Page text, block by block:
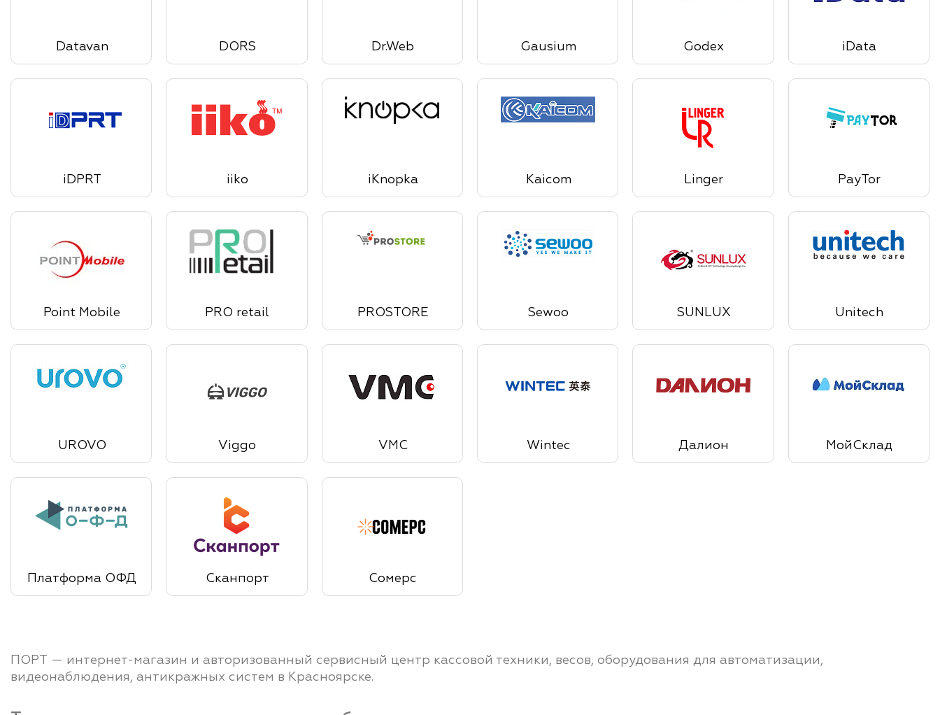
Datavan DORS Dr.Web Gausium Godex iData
iDPRT iiko iKnopka Kaicom Linger PayTor
Point Mobile PRO retail PROSTORE Sewoo SUNLUX Unitech
UROVO Viggo VMC Wintec Далион МойСклад
Платформа ОФД Сканпорт Сомерс
ПОРТ — интернет-магазин и авторизованный сервисный центр кассовой техники, весов, оборудования для автоматизации,
видеонаблюдения, антикражных систем в Красноярске.